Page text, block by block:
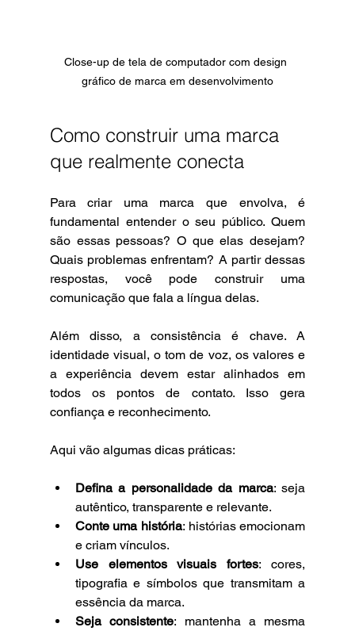
Close-up de tela de computador com design
gráfico de marca em desenvolvimento
Como construir uma marca
que realmente conecta
Para criar uma marca que envolva, é
fundamental entender o seu público. Quem
são essas pessoas? O que elas desejam?
Quais problemas enfrentam? A partir dessas
respostas, você pode construir uma
comunicação que fala a língua delas.
Além disso, a consistência é chave. A
identidade visual, o tom de voz, os valores e
a experiência devem estar alinhados em
todos os pontos de contato. Isso gera
confiança e reconhecimento.
Aqui vão algumas dicas práticas:
Defina a personalidade da marca: seja
autêntico, transparente e relevante.
Conte uma história: histórias emocionam
e criam vínculos.
Use elementos visuais fortes: cores,
tipografia e símbolos que transmitam a
essência da marca.
Seja consistente: mantenha a mesma